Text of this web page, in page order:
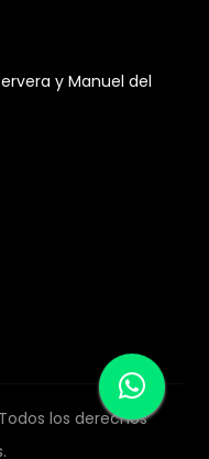
y Manuel del
los derechos